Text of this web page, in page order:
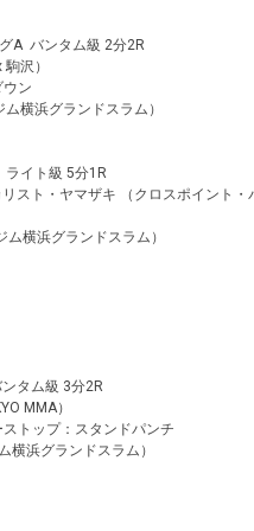
A バンタム級 2分2R
沢）
ウン
横浜グランドスラム）
イト級 5分1R
スト・ヤマザキ （クロスポイント・
横浜グランドスラム）
タム級 3分2R
MMA）
ストップ：スタンドパンチ
横浜グランドスラム）